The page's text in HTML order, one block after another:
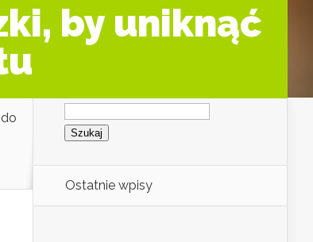
by uniknąć
Szukaj:
Ostatnie wpisy